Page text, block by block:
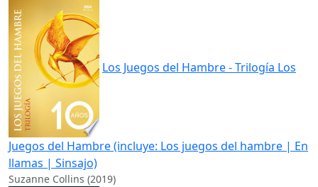
Los Juegos del Hambre - Trilogía Los
Juegos del Hambre (incluye: Los juegos del hambre | En
llamas | Sinsajo)
Suzanne Collins (2019)